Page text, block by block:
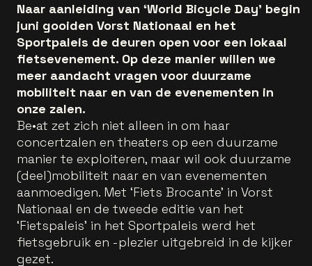
Naar aanleiding van ‘World Bicycle Day’ begin
juni gooiden Vorst Nationaal en het
Sportpaleis de deuren open voor een lokaal
fietsevenement. Op deze manier willen we
meer aandacht vragen voor duurzame
mobiliteit naar en van de evenementen in
onze zalen.
Be•at zet zich niet alleen in om haar
concertzalen en theaters op een duurzame
manier te exploiteren, maar wil ook duurzame
(deel)mobiliteit naar en van evenementen
aanmoedigen. Met ‘Fiets Brocante’ in Vorst
Nationaal en de tweede editie van het
‘Fietspaleis’ in het Sportpaleis werd het
fietsgebruik en -plezier uitgebreid in de kijker
gezet.